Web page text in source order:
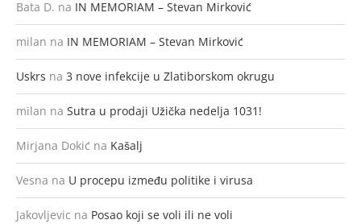
Bata D. na IN MEMORIAM – Stevan Mirković
milan na IN MEMORIAM – Stevan Mirković
Uskrs na 3 nove infekcije u Zlatiborskom okrugu
milan na Sutra u prodaji Užička nedelja 1031!
Mirjana Dokić na Kašalj
Vesna na U procepu između politike i virusa
Jakovljevic na Posao koji se voli ili ne voli